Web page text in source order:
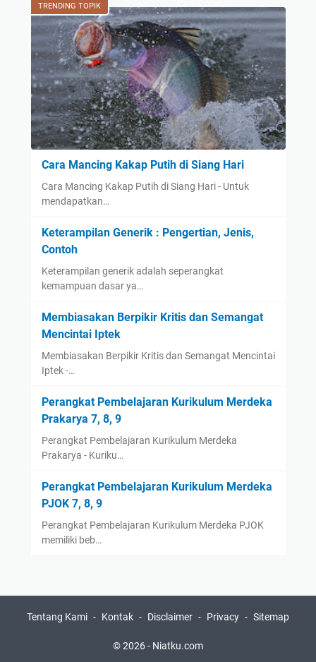
TRENDING TOPIK
Cara Mancing Kakap Putih di Siang Hari
Cara Mancing Kakap Putih di Siang Hari - Untuk
mendapatkan…
Keterampilan Generik : Pengertian, Jenis,
Contoh
Keterampilan generik adalah seperangkat
kemampuan dasar ya…
Membiasakan Berpikir Kritis dan Semangat
Mencintai Iptek
Membiasakan Berpikir Kritis dan Semangat Mencintai
Iptek -…
Perangkat Pembelajaran Kurikulum Merdeka
Prakarya 7, 8, 9
Perangkat Pembelajaran Kurikulum Merdeka
Prakarya - Kuriku…
Perangkat Pembelajaran Kurikulum Merdeka
PJOK 7, 8, 9
Perangkat Pembelajaran Kurikulum Merdeka PJOK
memiliki beb…
Tentang Kami Kontak Disclaimer Privacy Sitemap
© 2026 - Niatku.com